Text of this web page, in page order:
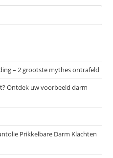
– 2 grootste mythes ontrafeld
Ontdek uw voorbeeld darm
Prikkelbare Darm Klachten